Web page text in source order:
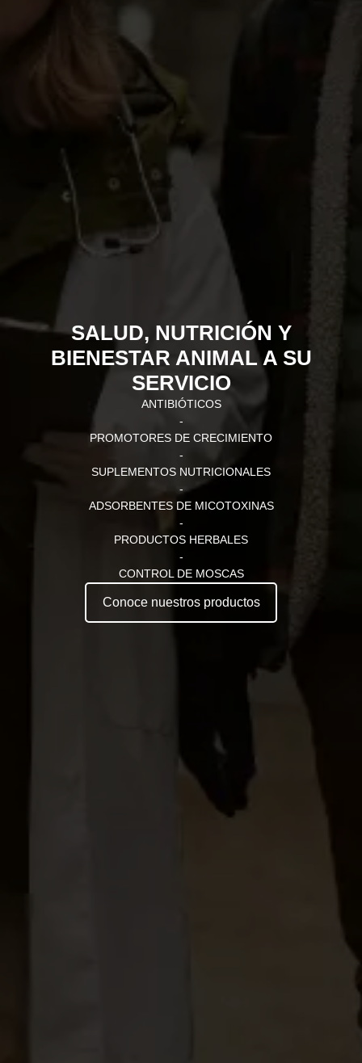
SALUD, NUTRICIÓN Y
BIENESTAR ANIMAL A SU
SERVICIO
ANTIBIÓTICOS
-
PROMOTORES DE CRECIMIENTO
-
SUPLEMENTOS NUTRICIONALES
-
ADSORBENTES DE MICOTOXINAS
-
PRODUCTOS HERBALES
-
CONTROL DE MOSCAS
Conoce nuestros productos